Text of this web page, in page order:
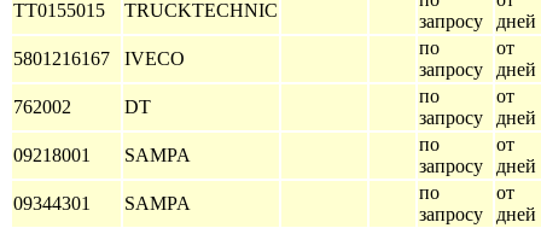
TT0155015
TRUCKTECHNIC
запросу
дней
5801216167
IVECO
по
запросу
от
дней
762002
DT
по
запросу
от
дней
09218001
SAMPA
по
запросу
от
дней
09344301
SAMPA
по
запросу
от
дней